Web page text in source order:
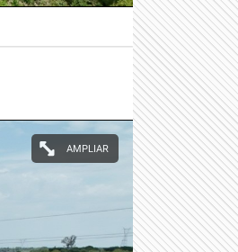
AMPLIAR